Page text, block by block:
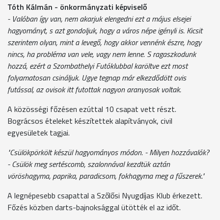
Tóth Kálmán - önkormányzati képviselő
- Valóban így van, nem akarjuk elengedni ezt a május elsejei
hagyományt, s azt gondoljuk, hogy a város népe igényli is. Kicsit
szerintem olyan, mint a levegő, hogy akkor vennénk észre, hogy
nincs, ha probléma van vele, vagy nem lenne. S ragaszkodunk
hozzá, ezért a Szombathelyi Futóklubbal karöltve ezt most
folyamatosan csináljuk. Ugye tegnap már elkezdődött ovis
futással, az ovisok itt futottak nagyon aranyosak voltak.
A közösségi főzésen ezúttal 10 csapat vett részt.
Bográcsos ételeket készítettek alapítványok, civil
egyesületek tagjai.
"Csülökpörkölt készül hagyományos módon. - Milyen hozzávalók?
- Csülök meg sertéscomb, szalonnával kezdtük aztán
vöröshagyma, paprika, paradicsom, fokhagyma meg a fűszerek."
A legnépesebb csapattal a Szőlősi Nyugdíjas Klub érkezett.
Főzés közben darts-bajnoksággal ütötték el az időt.